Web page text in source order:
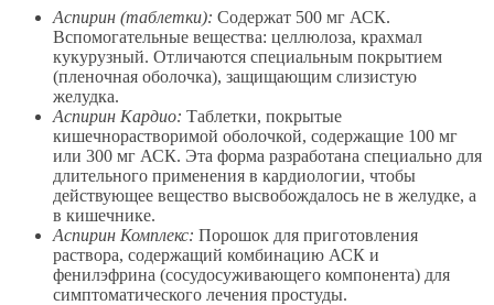
Аспирин (таблетки): Содержат 500 мг АСК.
Вспомогательные вещества: целлюлоза, крахмал
кукурузный. Отличаются специальным покрытием
(пленочная оболочка), защищающим слизистую
желудка.
Аспирин Кардио: Таблетки, покрытые
кишечнорастворимой оболочкой, содержащие 100 мг
или 300 мг АСК. Эта форма разработана специально для
длительного применения в кардиологии, чтобы
действующее вещество высвобождалось не в желудке, а
в кишечнике.
Аспирин Комплекс: Порошок для приготовления
раствора, содержащий комбинацию АСК и
фенилэфрина (сосудосуживающего компонента) для
симптоматического лечения простуды.